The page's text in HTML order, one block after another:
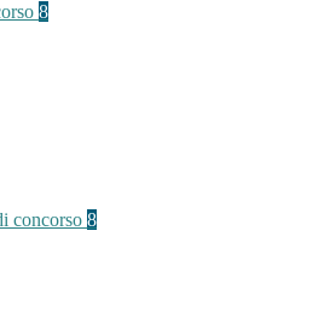
8
concorso 8